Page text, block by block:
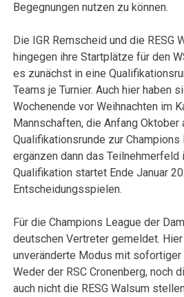
Begegnungen nutzen zu können.
Die IGR Remscheid und die RESG
hingegen ihre Startplätze für den
es zunächst in eine
Teams je Turnier. Auch hier haben
Wochenende vor Weihnachten im
Mannschaften, die Anfang Oktober
Qualifikationsrunde zur
ergänzen dann das Teilnehmerfeld
Qualifikation startet Ende Januar
Entscheidungsspielen.
Für die Champions League der
deutschen Vertreter gemeldet.
unveränderte Modus mit sofortiger
Weder der RSC Cronenberg, noch
auch nicht die RESG Walsum